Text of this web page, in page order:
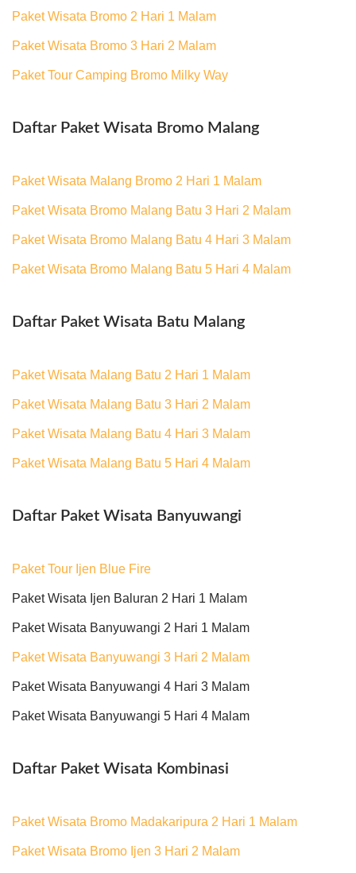
Paket Wisata Bromo 2 Hari 1 Malam
Paket Wisata Bromo 3 Hari 2 Malam
Paket Tour Camping Bromo Milky Way
Daftar Paket Wisata Bromo Malang
Paket Wisata Malang Bromo 2 Hari 1 Malam
Paket Wisata Bromo Malang Batu 3 Hari 2 Malam
Paket Wisata Bromo Malang Batu 4 Hari 3 Malam
Paket Wisata Bromo Malang Batu 5 Hari 4 Malam
Daftar Paket Wisata Batu Malang
Paket Wisata Malang Batu 2 Hari 1 Malam
Paket Wisata Malang Batu 3 Hari 2 Malam
Paket Wisata Malang Batu 4 Hari 3 Malam
Paket Wisata Malang Batu 5 Hari 4 Malam
Daftar Paket Wisata Banyuwangi
Paket Tour Ijen Blue Fire
Paket Wisata Ijen Baluran 2 Hari 1 Malam
Paket Wisata Banyuwangi 2 Hari 1 Malam
Paket Wisata Banyuwangi 3 Hari 2 Malam
Paket Wisata Banyuwangi 4 Hari 3 Malam
Paket Wisata Banyuwangi 5 Hari 4 Malam
Daftar Paket Wisata Kombinasi
Paket Wisata Bromo Madakaripura 2 Hari 1 Malam
Paket Wisata Bromo Ijen 3 Hari 2 Malam